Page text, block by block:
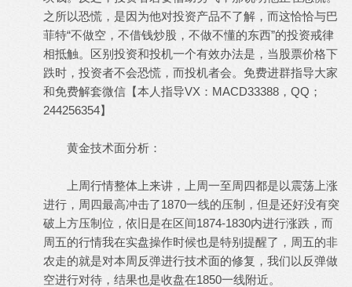
之所以恐慌，是因为他对投资产品不了解，而这恰恰与巴
菲特“不做空，不借钱炒股，不做不懂的东西”的投资戒律
相抵触。区别投资和投机一个有效办法是，当股票价格下
跌时，投资者不会恐慌，而投机者会。免费进群指导大家
和免费解套微信【本人指导VX：MACD33388，QQ；
244256354】
黄金技术面分析：
上周行情整体上来讲，上周一至周四都是以震荡上涨
进行，周四最高冲击了1870一线的压制，但是还好没有突
破上方压制位，依旧是在区间1874-1830内进行涨跌，而
周五的行情我在实盘操作时候也是特别提醒了，周五的非
农走的就是对本周反弹进行技术面的修复，我们以反弹做
空进行对待，结果也是收盘在1850一线附近。